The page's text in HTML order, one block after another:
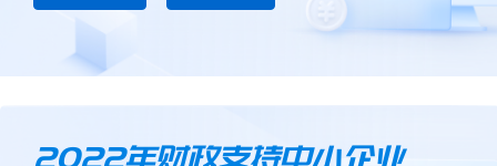
2022年财政支持中小企业